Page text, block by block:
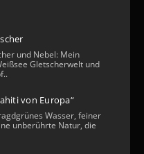
und Nebel: Mein
Gletscherwelt und
von Europa“
Wasser, feiner
unberührte Natur, die